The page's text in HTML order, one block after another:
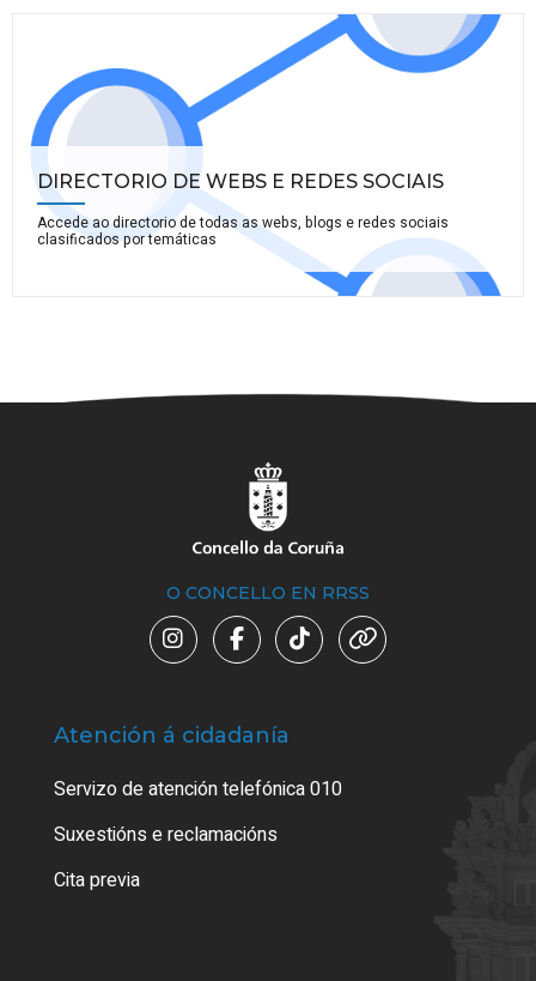
DIRECTORIO DE WEBS E REDES SOCIAIS
Accede ao directorio de todas as webs, blogs e redes sociais
clasificados por temáticas
O CONCELLO EN RRSS
Atención á cidadanía
Servizo de atención telefónica 010
Suxestións e reclamacións
Cita previa